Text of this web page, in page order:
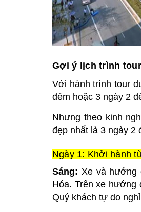
Gợi ý lịch trình
Với hành trình tour
đêm hoặc 3 ngày 2
Nhưng theo kinh
đẹp nhất là 3 ngày 2
Ngày 1: Khởi hành
Sáng: Xe và hướng
Hóa. Trên xe hướng
Quý khách tự do